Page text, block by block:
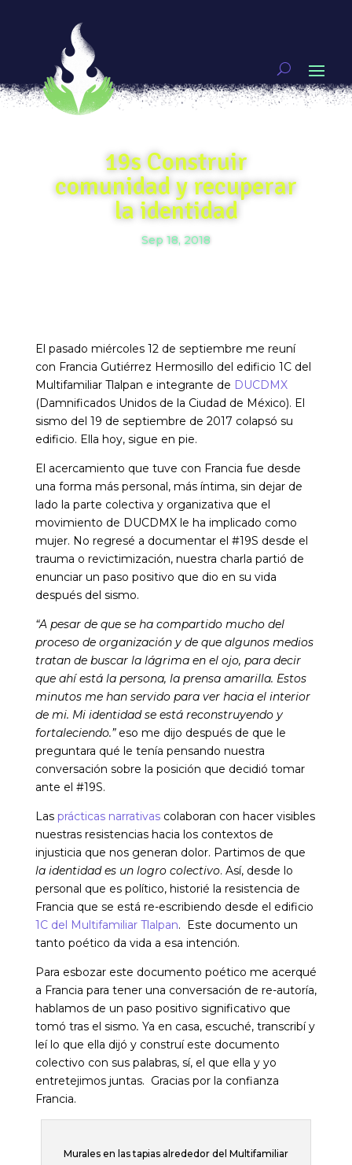
19s Construir
comunidad y recuperar
la identidad
Sep 18, 2018
El pasado miércoles 12 de septiembre me reuní
con Francia Gutiérrez Hermosillo del edificio 1C del
Multifamiliar Tlalpan e integrante de DUCDMX
(Damnificados Unidos de la Ciudad de México). El
sismo del 19 de septiembre de 2017 colapsó su
edificio. Ella hoy, sigue en pie.
El acercamiento que tuve con Francia fue desde
una forma más personal, más íntima, sin dejar de
lado la parte colectiva y organizativa que el
movimiento de DUCDMX le ha implicado como
mujer. No regresé a documentar el #19S desde el
trauma o revictimización, nuestra charla partió de
enunciar un paso positivo que dio en su vida
después del sismo.
“A pesar de que se ha compartido mucho del
proceso de organización y de que algunos medios
tratan de buscar la lágrima en el ojo, para decir
que ahí está la persona, la prensa amarilla. Estos
minutos me han servido para ver hacia el interior
de mi. Mi identidad se está reconstruyendo y
fortaleciendo.” eso me dijo después de que le
preguntara qué le tenía pensando nuestra
conversación sobre la posición que decidió tomar
ante el #19S.
Las prácticas narrativascolaboran con hacer visibles
nuestras resistencias hacia los contextos de
injusticia que nos generan dolor. Partimos de que
la identidad es un logro colectivo. Así, desde lo
personal que es político, historié la resistencia de
Francia que se está re-escribiendo desde el edificio
1C del Multifamiliar Tlalpan. Este documento un
tanto poético da vida a esa intención.
Para esbozar este documento poético me acerqué
a Francia para tener una conversación de re-autoría,
hablamos de un paso positivo significativo que
tomó tras el sismo. Ya en casa, escuché, transcribí y
leí lo que ella dijó y construí este documento
colectivo con sus palabras, sí, el que ella y yo
entretejimos juntas. Gracias por la confianza
Francia.
Murales en las tapias alrededor del Multifamiliar